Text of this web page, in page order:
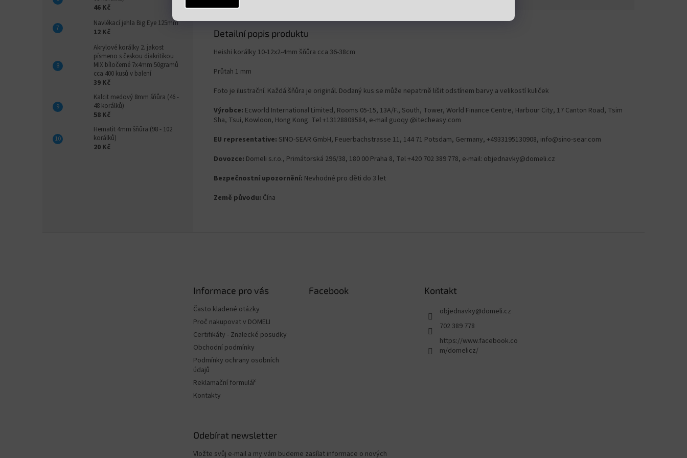
46 Kč
Navlékací jehla Big Eye 125mm
12 Kč
Akrylové korálky 2. jakost
písmeno s českou diakritikou
MIX bíločerné 7x4mm 50gramů
cca 400 kusů v balení
39 Kč
Kalcit medový 8mm šňůra (46 -
48 korálků)
58 Kč
Hematit 4mm šňůra (98 - 102
korálků)
20 Kč
Detailní popis produktu
Heishi korálky 10-12x2-4mm šňůra cca 36-38cm
Průtah 1 mm
Foto je ilustrační. Každá šňůra je originál. Dodaný kus se může nepatrně lišit odstínem barvy a velikostí kuliček
Výrobce: Ecworld International Limited, Rooms 05-15, 13A/F., South, Tower, World Finance Centre, Harbour City, 17 Canton Road, Tsim
Sha, Tsui, Kowloon, Hong Kong. Tel +13128808584, e-mail guoqy @itecheasy.com
EU representative: SINO-SEAR GmbH, Feuerbachstrasse 11, 144 71 Potsdam, Germany, +4933195130908, info@sino-sear.com
Dovozce: Domeli s.r.o., Primátorská 296/38, 180 00 Praha 8, Tel +420 702 389 778, e-mail: objednavky@domeli.cz
Bezpečnostní upozornění: Nevhodné pro děti do 3 let
Země původu: Čína
Informace pro vás
Často kladené otázky
Proč nakupovat v DOMELI
Certifikáty - Znalecké posudky
Obchodní podmínky
Podmínky ochrany osobních
údajů
Reklamační formulář
Kontakty
Facebook Kontakt
objednavky@domeli.cz
702 389 778
https://www.facebook.co
m/domelicz/
Odebírat newsletter
Vložte svůj e-mail a my vám budeme zasílat informace o nových